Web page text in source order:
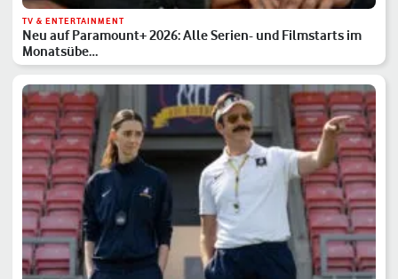
TV & ENTERTAINMENT
Neu auf Paramount+ 2026: Alle Serien- und Filmstarts im
Monatsübe…